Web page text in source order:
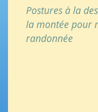
Postures à la
la montée pour
randonnée